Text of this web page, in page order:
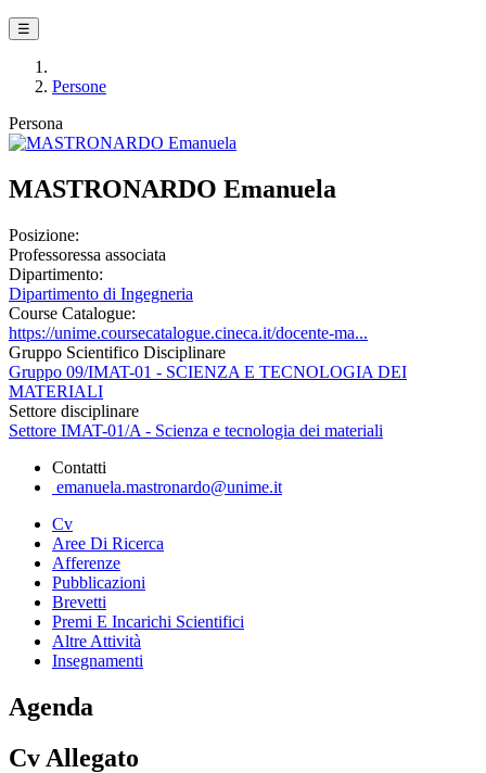
☰
Persone
Persona
MASTRONARDO Emanuela
Posizione:
Professoressa associata
Dipartimento:
Dipartimento di Ingegneria
Course Catalogue:
https://unime.coursecatalogue.cineca.it/docente-ma...
Gruppo Scientifico Disciplinare
Gruppo 09/IMAT-01 - SCIENZA E TECNOLOGIA DEI
MATERIALI
Settore disciplinare
Settore IMAT-01/A - Scienza e tecnologia dei materiali
Contatti
emanuela.mastronardo@unime.it
Cv
Aree Di Ricerca
Afferenze
Pubblicazioni
Brevetti
Premi E Incarichi Scientifici
Altre Attività
Insegnamenti
Agenda
Cv Allegato